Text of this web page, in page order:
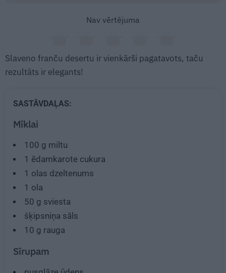
Nav vērtējuma
Slaveno franču desertu ir vienkārši pagatavots, taču
rezultāts ir elegants!
SASTĀVDAĻAS:
Mīklai
100 g miltu
1 ēdamkarote cukura
1 olas dzeltenums
1 ola
50 g sviesta
šķipsniņa sāls
10 g rauga
Sīrupam